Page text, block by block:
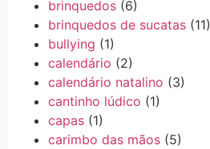
brinquedos (6)
brinquedos de sucatas (11)
bullying (1)
calendário (2)
calendário natalino (3)
cantinho lúdico (1)
capas (1)
carimbo das mãos (5)